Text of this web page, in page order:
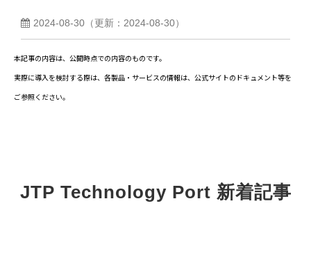
2024-08-30 （更新： 2024-08-30）
本記事の内容は、公開時点での内容のものです。
実際に導入を検討する際は、各製品・サービスの情報は、公式サイトのドキュメント等を
ご参照ください。
JTP Technology Port 新着記事